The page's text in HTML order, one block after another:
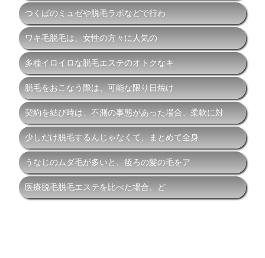
つくばのミュゼや脱毛ラボなどで行わ
ワキ毛脱毛は、女性の方々に人気の
多種イロイロな脱毛エステのオトクなキ
脱毛をおこなう際は、可能な限り日焼け
契約を結び時は、不測の事態があった場合、柔軟に対
少しだけ脱毛するんじゃなくて、まとめて全身
うなじのムダ毛が多いと、後ろの髪の毛をア
医療脱毛脱毛エステを比べた場合、ど